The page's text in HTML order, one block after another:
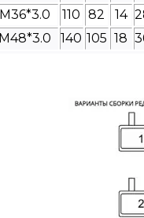
M36*3.0 110 82 14
M48*3.0 140 105 18